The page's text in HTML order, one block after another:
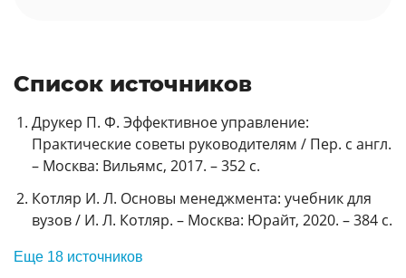
Список источников
Друкер П. Ф. Эффективное управление:
Практические советы руководителям / Пер. с англ.
– Москва: Вильямс, 2017. – 352 с.
Котляр И. Л. Основы менеджмента: учебник для
вузов / И. Л. Котляр. – Москва: Юрайт, 2020. – 384 с.
Еще 18 источников